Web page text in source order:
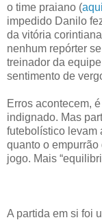
o time praiano (aqui
impedido Danilo
da vitória
nenhum repórter
treinador da
sentimento de
Erros acontecem,
indignado. Mas
futebolístico levam
quanto o
jogo. Mais
A partida em si foi